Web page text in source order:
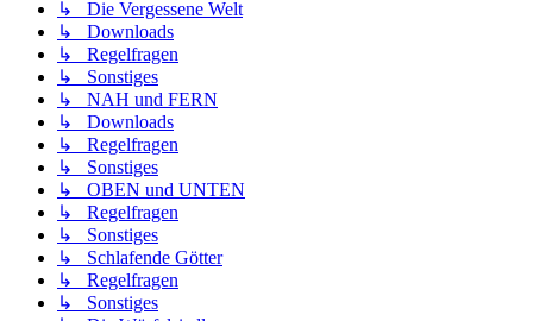
↳ Die Vergessene Welt
↳ Downloads
↳ Regelfragen
↳ Sonstiges
↳ NAH und FERN
↳ Downloads
↳ Regelfragen
↳ Sonstiges
↳ OBEN und UNTEN
↳ Regelfragen
↳ Sonstiges
↳ Schlafende Götter
↳ Regelfragen
↳ Sonstiges